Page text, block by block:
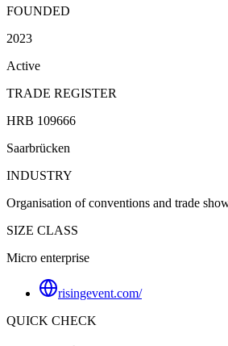
FOUNDED
2023
Active
TRADE REGISTER
HRB 109666
Saarbrücken
INDUSTRY
Organisation of conventions and trade
SIZE CLASS
Micro enterprise
risingevent.com/
QUICK CHECK